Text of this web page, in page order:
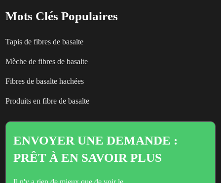
Mots Clés Populaires
Tapis de fibres de basalte
Mèche de fibres de basalte
Fibres de basalte hachées
Produits en fibre de basalte
ENVOYER UNE DEMANDE :
PRÊT À EN SAVOIR PLUS